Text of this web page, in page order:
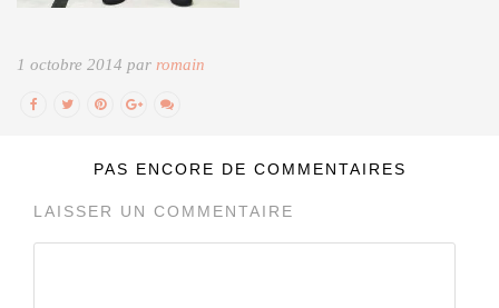
1 octobre 2014 par romain
PAS ENCORE DE COMMENTAIRES
LAISSER UN COMMENTAIRE